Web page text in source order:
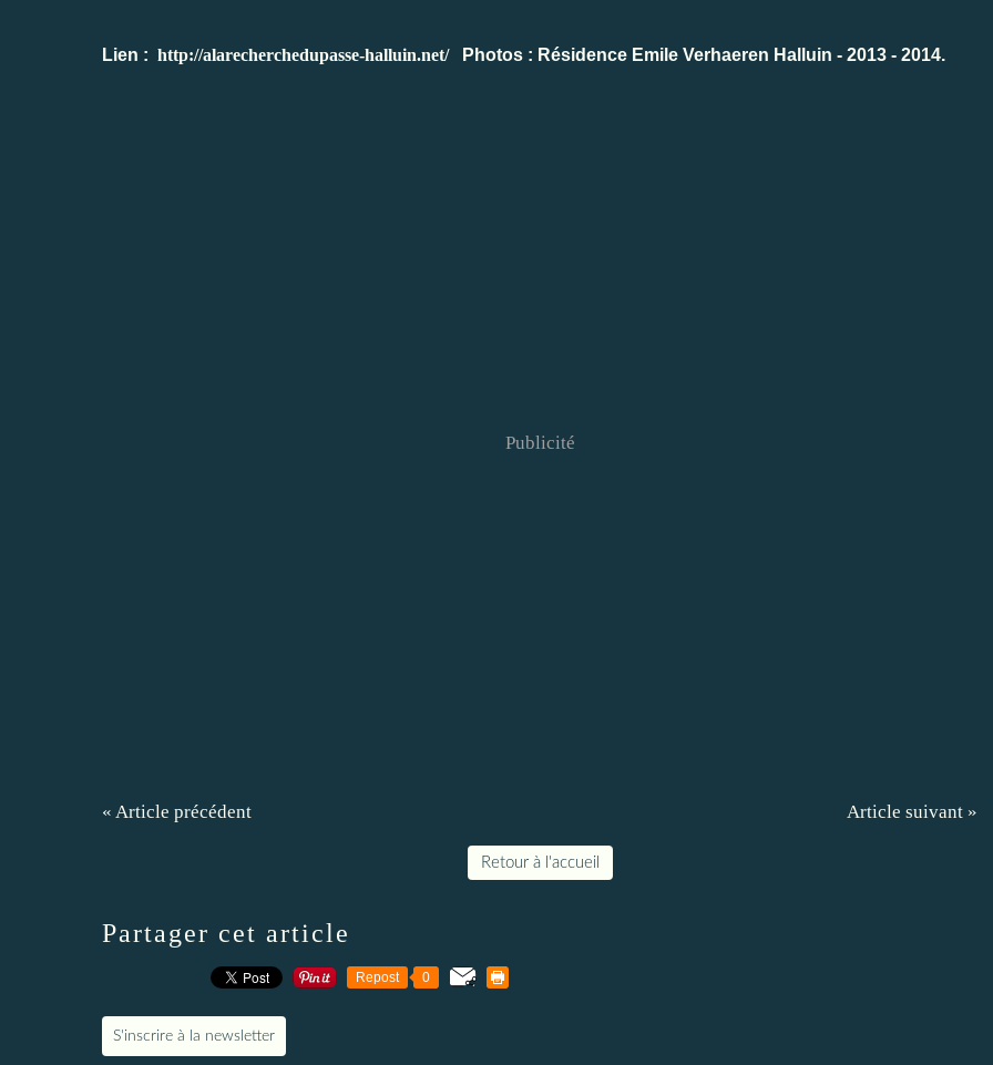
Lien : http://alarecherchedupasse-halluin.net/Photos : Résidence Emile Verhaeren Halluin - 2013 - 2014.
Publicité
« Article précédent Article suivant »
Retour à l'accueil
Partager cet article
Repost 0
S'inscrire à la newsletter